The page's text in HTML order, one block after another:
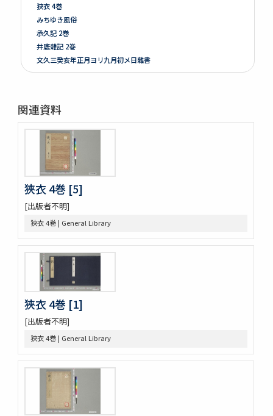
狹衣 4巻
みちゆき風俗
承久記 2巻
井底雜記 2巻
文久三癸亥年正月ヨリ九月初メ日雜書
遍照發揮性靈集 10巻
天地萬物造化論
新刻増校切用正音郷談雜字大全 2巻 (存1巻)
黍稷稲粱辧
松の落葉 (存4巻)
節用集 2巻
字鏡集 20巻
愚管鈔 7巻
尚書 13巻
摩訶般若波羅蜜經 30巻 (存5巻)
六根清浄大祓 . 神道大意
ますかゝみ 17巻
信長記 15巻
建礼門院右京大夫家集 2巻
列子鬳齋口義 2巻
をみなへし 3巻
鴨長明方丈記之抄
なくさみ草 8巻
楊子雲集 3巻坿傳1巻
長恨歌 1巻坿傳1巻琵琶行1巻野馬臺詩1巻
一宮巡詣記抜粹 2巻 (存1巻)
関連資料
狹衣 4巻 [5]
[出版者不明]
狹衣 4巻 | General Library
狹衣 4巻 [1]
[出版者不明]
狹衣 4巻 | General Library